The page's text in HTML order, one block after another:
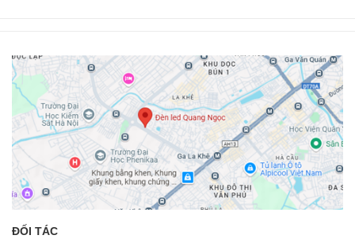
ĐỐI TÁC